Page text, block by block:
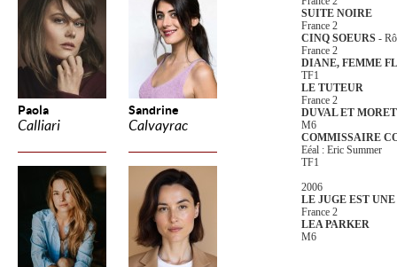
Paola
Calliari
Sandrine
Calvayrac
SUITE NOIRE
France 2
CINQ SOEURS -
France 2
DIANE, FEMME
TF1
LE TUTEUR
France 2
DUVAL ET
M6
COMMISSAIRE
Eéal : Eric Summer
TF1
2006
LE JUGE EST
France 2
LEA PARKER
M6